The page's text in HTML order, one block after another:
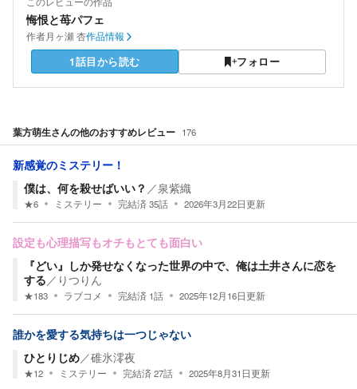
悔恨と苺パフェ
作者月ヶ瀬 杏作品情報
1話目から読む フォロー
葉方萌生さんの他のおすすめレビュー 176
新感覚のミステリー！
僕は、何を殺せばいい？ ／泉紫織
★6 ミステリー 完結済35話 2026年3月22日更新
設定も心理描写もオチもとても面白い
『どい』しか発せなくなった世界の中で、俺は土井さんに恋を
する ／ りつりん
★183 ラブコメ 完結済 1話 2025年12月16日更新
誰かを愛する気持ちは一つじゃない
ひとりじめ／碓氷澪夜
★12 ミステリー 完結済27話 2025年8月31日更新